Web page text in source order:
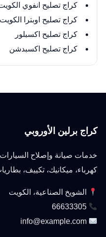
كراج تصليح انفوي الكويت 66633305 اخصائي
كراج تصليح اوبترا الكويت
كراج تصليح اكسبلور
كراج تصليح اكسبدشن
كراج برلين الأوروبي
خدمات صيانة وإصلاح
كهرباء، ميكانيك، تكييف،
الشويخ الصناعية، الكويت
66633305
info@example.com